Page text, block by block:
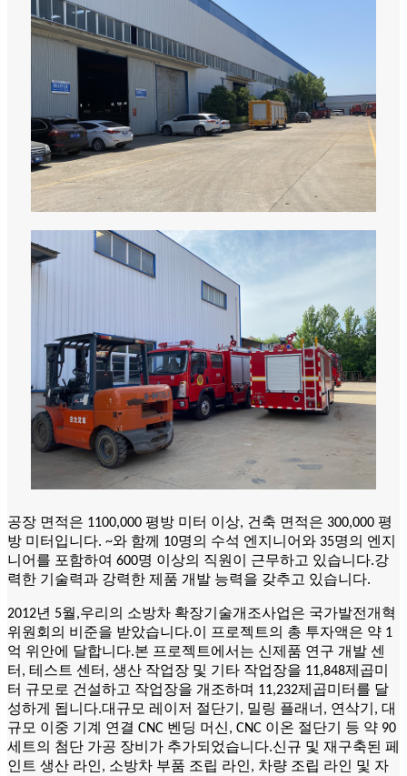
공장 면적은 1100,000 평방 미터 이상, 건축 면적은 300,000 평
방 미터입니다. ~와 함께
10명의 수석 엔지니어와 35명의 엔지
니어를 포함하여 600명 이상의 직원이 근무하고 있습니다.강
력한 기술력과 강력한 제품 개발 능력을 갖추고 있습니다.
2012년 5월,우리의 소방차 확장기술개조사업은 국가발전개혁
위원회의 비준을 받았습니다.이 프로젝트의 총 투자액은 약 1
억 위안에 달합니다.본 프로젝트에서는 신제품 연구 개발 센
터, 테스트 센터, 생산 작업장 및 기타 작업장을 11,848제곱미
터 규모로 건설하고 작업장을 개조하며 11,232제곱미터를 달
성하게 됩니다.대규모 레이저 절단기, 밀링 플래너, 연삭기, 대
규모 이중 기계 연결 CNC 벤딩 머신, CNC 이온 절단기 등 약 90
세트의 첨단 가공 장비가 추가되었습니다.신규 및 재구축된 페
인트 생산 라인, 소방차 부품 조립 라인, 차량 조립 라인 및 자